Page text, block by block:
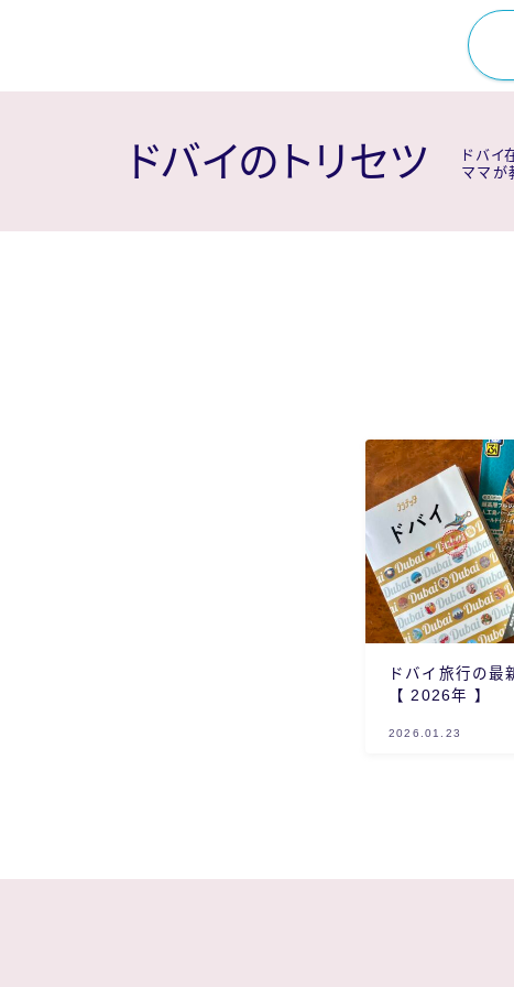
ドバイのトリセツ
ドバ
ママが
ドバイ旅行の最
【 2026年 】
2026.01.23